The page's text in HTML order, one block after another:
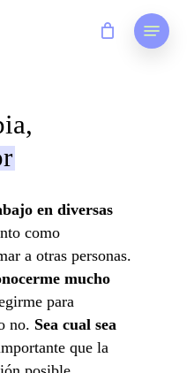
Menu
en diversas
como
a otras personas.
mucho
para
no. Sea cual sea
que la